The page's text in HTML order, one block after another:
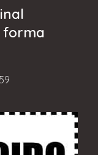
forma